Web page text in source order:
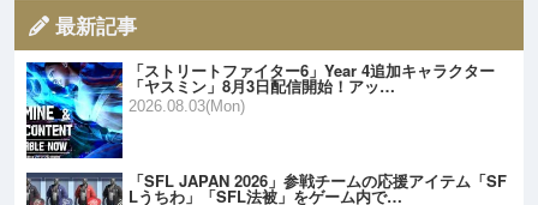
最新記事
「ストリートファイター6」Year 4追加キャラクター
「ヤスミン」8月3日配信開始！アッ…
2026.08.03(Mon)
「SFL JAPAN 2026」参戦チームの応援アイテム「SF
Lうちわ」「SFL法被」をゲーム内で…